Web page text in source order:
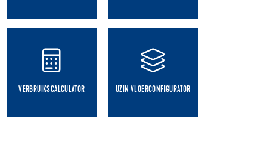
VERBRUIKSCALCULATOR UZIN VLOERCONFIGURATOR